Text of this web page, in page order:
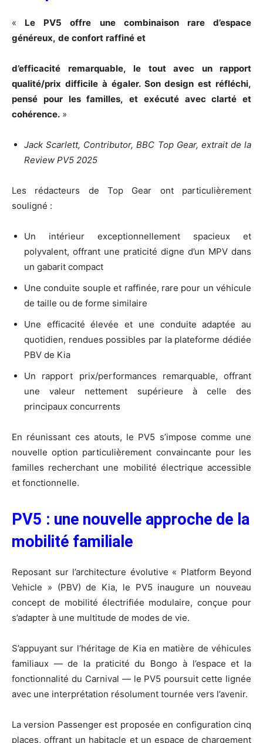
« Le PV5 offre une combinaison rare
d’espace
généreux, de confort raffiné et
d’efficacité remarquable, le tout avec un
rapport
qualité/prix difficile à égaler. Sondesign est réfléchi,
pensé pour les familles, et exécuté avec clarté et
cohérence. »
Jack Scarlett, Contributor, BBC Top Gear, extrait de la
Review PV5 2025
Les rédacteurs de Top Gear ont particulièrement
souligné :
Un intérieur exceptionnellement spacieux et
polyvalent, offrant une praticité digne d’un MPV dans
un gabarit compact
Une conduite souple et raffinée, rare pour un véhicule
de taille ou de forme similaire
Une efficacité élevée et une conduite adaptée au
quotidien, rendues possibles par la plateforme dédiée
PBV de Kia
Un rapport prix/performances remarquable, offrant
une valeur nettement supérieure à celle des
principaux concurrents
En réunissant ces atouts, le PV5 s’impose comme une
nouvelle option particulièrement convaincante pour les
familles recherchant une mobilité électrique accessible
et fonctionnelle.
PV5 : une nouvelle approche de la
mobilité familiale
Reposant sur l’architecture évolutive « Platform Beyond
Vehicle » (PBV) de Kia, le PV5 inaugure un nouveau
concept de mobilité électrifiée modulaire, conçue pour
s’adapter à une multitude de modes de vie.
S’appuyant sur l’héritage de Kia en matière de véhicules
familiaux — de la praticité du Bongo à l’espace et la
fonctionnalité du Carnival — le PV5 poursuit cette lignée
avec une interprétation résolument tournée vers l’avenir.
La version Passenger est proposée en configuration cinq
places, offrant un habitacle et un espace de chargement